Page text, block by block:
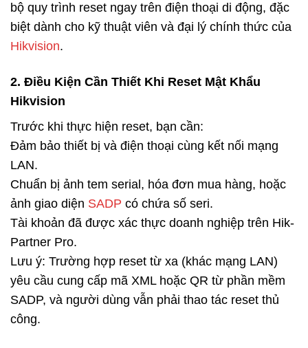
bộ quy trình reset ngay trên điện thoại di động, đặc
biệt dành cho kỹ thuật viên và đại lý chính thức của
Hikvision.
2. Điều Kiện Cần Thiết Khi Reset Mật Khẩu
Hikvision
Trước khi thực hiện reset, bạn cần:
Đảm bảo thiết bị và điện thoại cùng kết nối mạng
LAN.
Chuẩn bị ảnh tem serial, hóa đơn mua hàng, hoặc
ảnh giao diện SADP có chứa số seri.
Tài khoản đã được xác thực doanh nghiệp trên Hik-
Partner Pro.
Lưu ý: Trường hợp reset từ xa (khác mạng LAN)
yêu cầu cung cấp mã XML hoặc QR từ phần mềm
SADP, và người dùng vẫn phải thao tác reset thủ
công.